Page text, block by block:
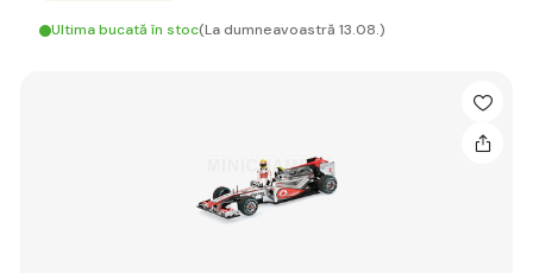
Ultima bucată în stoc(La dumneavoastră 13.08.)